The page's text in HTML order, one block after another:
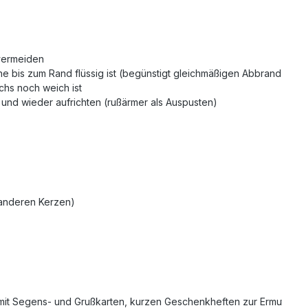
bis zum Rand flüssig ist (begünstigt gleichmäßigen
noch weich ist
wieder aufrichten (rußärmer als Auspusten)
Kerzen)
Segens- und Grußkarten, kurzen Geschenkheften zur